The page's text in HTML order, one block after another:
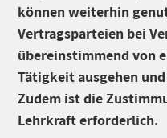
können weiterhin
Vertragsparteien bei
übereinstimmend von
Tätigkeit ausgehen
Zudem ist die
Lehrkraft erforderlich.